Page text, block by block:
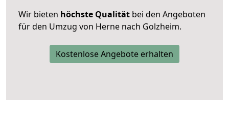
Wir bieten höchste Qualität bei den Angeboten
für den Umzug von Herne nach Golzheim.
Kostenlose Angebote erhalten